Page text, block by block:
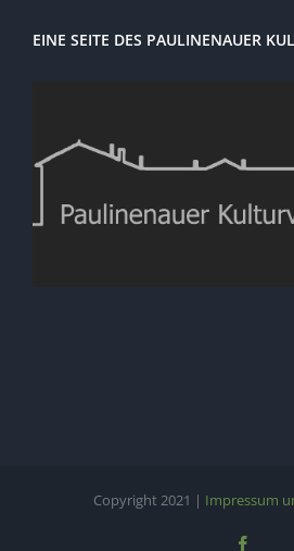
EINE SEITE DES PAULINENAUER
Copyright 2021 | Impressum